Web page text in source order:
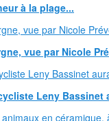
à la plage...
vue par Nicole
Leny Bassinet